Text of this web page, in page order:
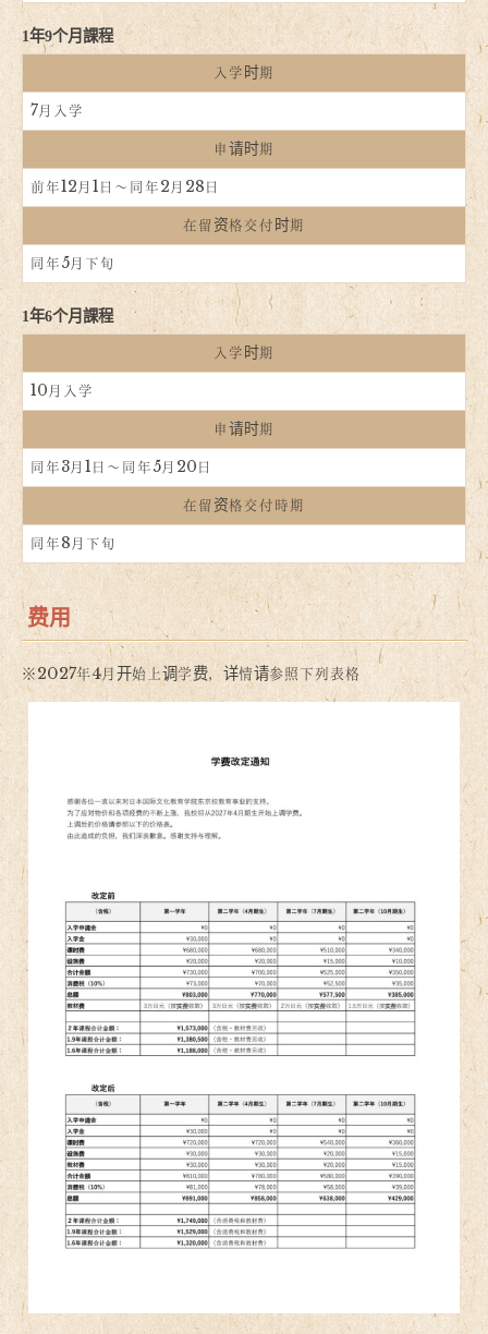
1年9个月課程
入学时期
7月入学
申请时期
前年12月1日～同年2月28日
在留资格交付时期
同年5月下旬
1年6个月課程
入学时期
10月入学
申请时期
同年3月1日～同年5月20日
在留资格交付時期
同年8月下旬
费用
※2027年4月开始上调学费，详情请参照下列表格